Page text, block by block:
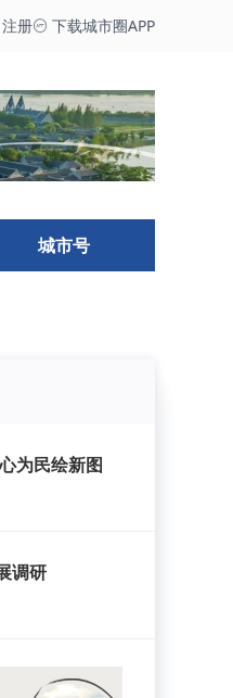
注册 下载城市圈APP
城市号
为民绘新图
调研